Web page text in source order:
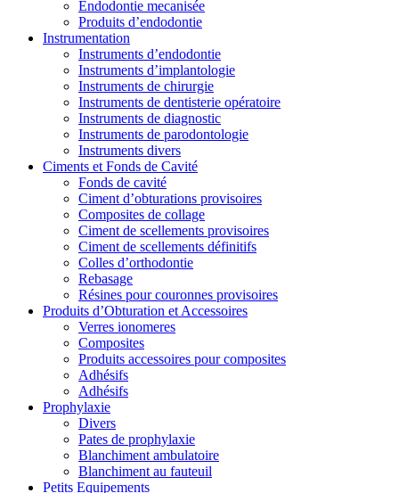
Endodontie mecanisée
Produits d’endodontie
Instrumentation
Instruments d’endodontie
Instruments d’implantologie
Instruments de chirurgie
Instruments de dentisterie opératoire
Instruments de diagnostic
Instruments de parodontologie
Instruments divers
Ciments et Fonds de Cavité
Fonds de cavité
Ciment d’obturations provisoires
Composites de collage
Ciment de scellements provisoires
Ciment de scellements définitifs
Colles d’orthodontie
Rebasage
Résines pour couronnes provisoires
Produits d’Obturation et Accessoires
Verres ionomeres
Composites
Produits accessoires pour composites
Adhésifs
Adhésifs
Prophylaxie
Divers
Pates de prophylaxie
Blanchiment ambulatoire
Blanchiment au fauteuil
Petits Equipements